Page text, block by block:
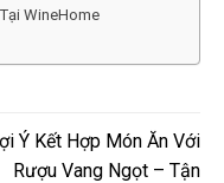
WineHome
Ý Kết Hợp Món Ăn Với
Rượu Vang Ngọt – Tận